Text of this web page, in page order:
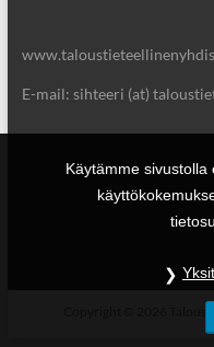
E-mail: sihteeri (at)
Käytämme